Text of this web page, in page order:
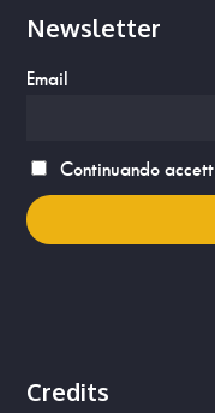
Newsletter
Email
Continuando
Credits